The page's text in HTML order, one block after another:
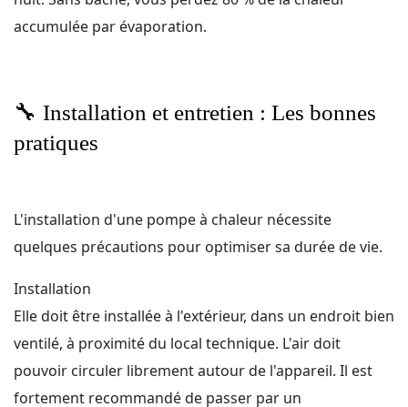
accumulée par évaporation.
🔧 Installation et entretien : Les bonnes
pratiques
L'installation d'une pompe à chaleur nécessite
quelques précautions pour optimiser sa durée de vie.
Installation
Elle doit être installée à l'extérieur, dans un endroit bien
ventilé, à proximité du local technique. L'air doit
pouvoir circuler librement autour de l'appareil. Il est
fortement recommandé de passer par un